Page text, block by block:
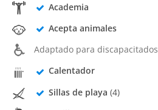
Academia
Acepta animales
Adaptado para discapacitados
Calentador
Sillas de playa (4)